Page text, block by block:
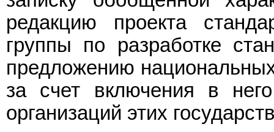
редакцию проекта
группы по разработке
предложению
за счет включения в
организаций этих